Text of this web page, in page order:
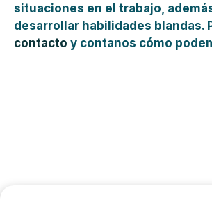
situaciones en el trabajo,
desarrollar habilidades blandas.
contacto y contanos cómo